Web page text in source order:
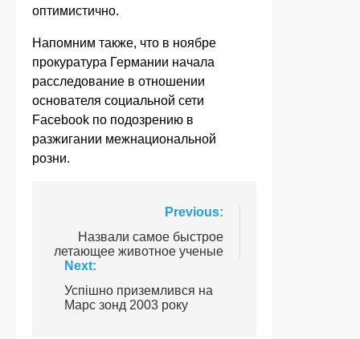
оптимистично.
Напомним также, что в ноябре
прокуратура Германии начала
расследование в отношении
основателя социальной сети
Facebook по подозрению в
разжигании межнациональной
розни.
записів
Previous:
Назвали самое быстрое
летающее животное ученые
Next:
Успішно приземлився на
Марс зонд 2003 року